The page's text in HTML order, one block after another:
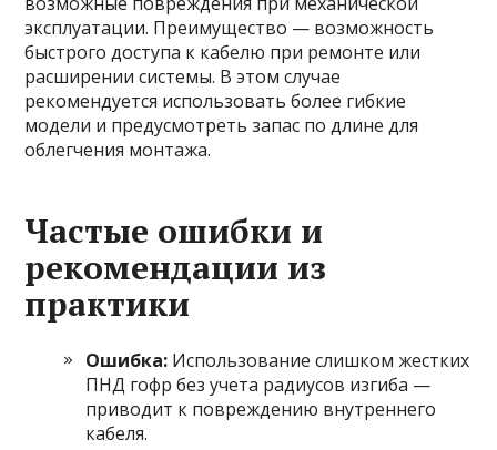
эксплуатации. Преимущество — возможность
быстрого доступа к кабелю при ремонте или
расширении системы. В этом случае
рекомендуется использовать более гибкие
модели и предусмотреть запас по длине для
облегчения монтажа.
Частые ошибки и
рекомендации из
практики
Ошибка: Использование слишком жестких
ПНД гофр без учета радиусов изгиба —
приводит к повреждению внутреннего
кабеля.